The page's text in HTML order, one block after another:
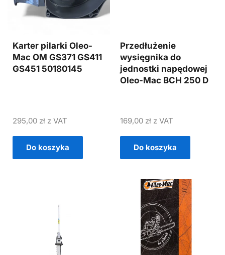
Karter pilarki Oleo-
Mac OM GS371 GS411
GS451 50180145
295,00 zł z VAT
Do koszyka
Przedłużenie
wysięgnika do
jednostki napędowej
Oleo-Mac BCH 250 D
169,00 zł z VAT
Do koszyka